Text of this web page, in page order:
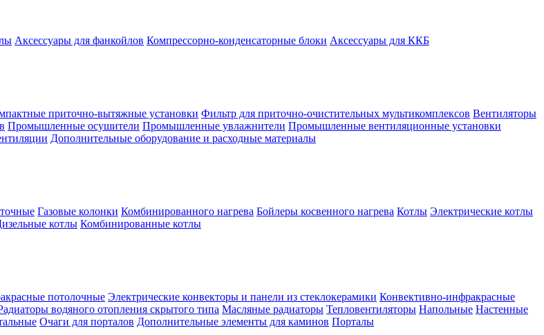
Аксессуары для фанкойлов Компрессорно-конденсаторные блоки Аксессуары для ККБ
приточно-вытяжные установки Фильтр для приточно-очистительных мультикомплексов Вентиляторы
Промышленные осушители Промышленные увлажнители Промышленные вентиляционные установки
Дополнительные оборудование и расходные материалы
Газовые колонки Комбинированного нагрева Бойлеры косвенного нагрева Котлы Электрические котлы
котлы Комбинированные котлы
потолочные Электрические конвекторы и панели из стеклокерамики Конвективно-инфракрасные
водяного отопления скрытого типа Масляные радиаторы Тепловентиляторы Напольные Настенные
Очаги для порталов Дополнительные элементы для каминов Порталы